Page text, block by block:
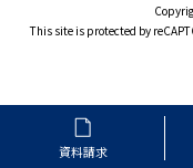
This site is protected by
資料請求